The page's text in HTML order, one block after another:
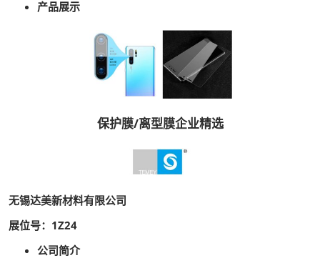
产品展示
保护膜/离型膜企业精选
无锡达美新材料有限公司
展位号：1Z24
公司简介